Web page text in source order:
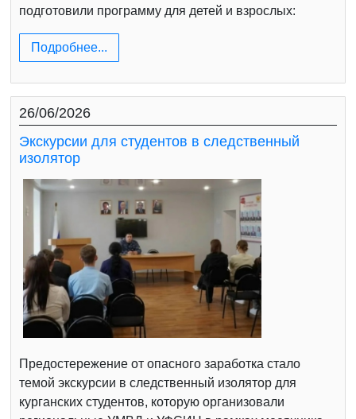
подготовили программу для детей и взрослых:
Подробнее...
26/06/2026
Экскурсии для студентов в следственный
изолятор
Предостережение от опасного заработка стало
темой экскурсии в следственный изолятор для
курганских студентов, которую организовали